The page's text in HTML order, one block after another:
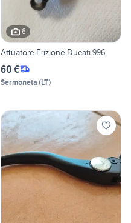
6
Attuatore Frizione Ducati 996
60 €
Sermoneta (LT)